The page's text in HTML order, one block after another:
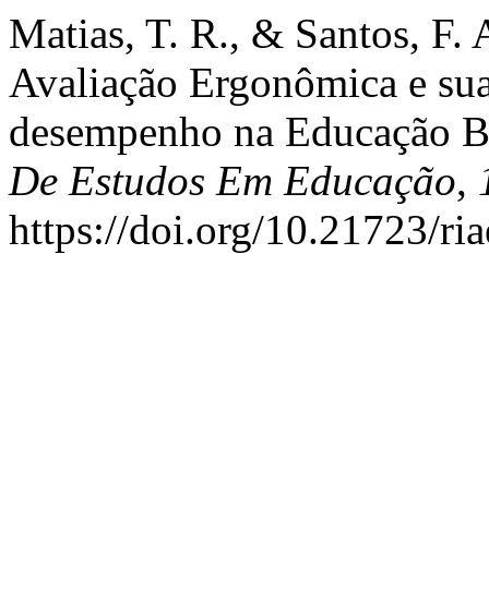
Matias, T. R., & Santos, F.
Avaliação Ergonômica e
desempenho na Educação
De Estudos Em Educação,
https://doi.org/10.21723/